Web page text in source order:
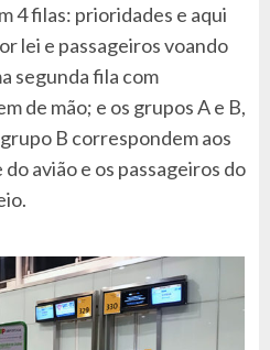
4 filas: prioridades e aqui
lei e passageiros voando
segunda fila com
de mão; e os grupos A e B,
B correspondem aos
avião e os passageiros do